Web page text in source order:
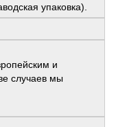
упаковка).
и
случаев мы